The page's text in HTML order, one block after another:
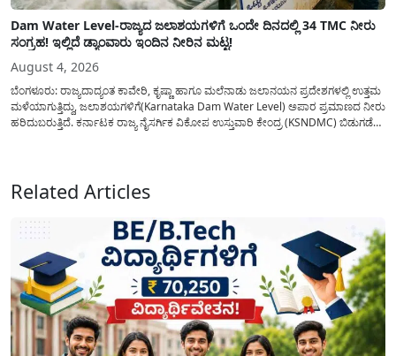
Dam Water Level-ರಾಜ್ಯದ ಜಲಾಶಯಗಳಿಗೆ ಒಂದೇ ದಿನದಲ್ಲಿ 34 TMC ನೀರು
ಸಂಗ್ರಹ! ಇಲ್ಲಿದೆ ಡ್ಯಾಂವಾರು ಇಂದಿನ ನೀರಿನ ಮಟ್ಟ!
August 4, 2026
ಬೆಂಗಳೂರು: ರಾಜ್ಯದಾದ್ಯಂತ ಕಾವೇರಿ, ಕೃಷ್ಣಾ ಹಾಗೂ ಮಲೆನಾಡು ಜಲಾನಯನ ಪ್ರದೇಶಗಳಲ್ಲಿ ಉತ್ತಮ
ಮಳೆಯಾಗುತ್ತಿದ್ದು, ಜಲಾಶಯಗಳಿಗೆ(Karnataka Dam Water Level) ಅಪಾರ ಪ್ರಮಾಣದ ನೀರು
ಹರಿದುಬರುತ್ತಿದೆ. ಕರ್ನಾಟಕ ರಾಜ್ಯ ನೈಸರ್ಗಿಕ ವಿಕೋಪ ಉಸ್ತುವಾರಿ ಕೇಂದ್ರ (KSNDMC) ಬಿಡುಗಡೆ
Related Articles